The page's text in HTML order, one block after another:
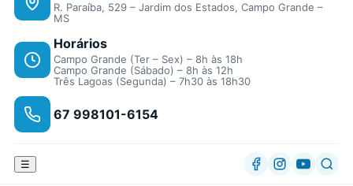
R. Paraíba, 529 – Jardim dos Estados, Campo Grande –
MS
Horários
Campo Grande (Ter – Sex) – 8h às 18h
Campo Grande (Sábado) – 8h às 12h
Três Lagoas (Segunda) – 7h30 às 18h30
67 998101-6154
☰